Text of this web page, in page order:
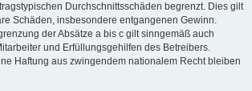
Durchschnittsschäden begrenzt. Dies gilt
Schäden, insbesondere entgangenen Gewinn.
der Absätze a bis c gilt sinngemäß auch
und Erfüllungsgehilfen des Betreibers.
Haftung aus zwingendem nationalem Recht bleiben